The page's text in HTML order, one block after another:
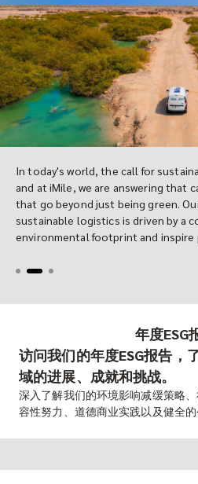
In today's world, the call for
and at iMile, we are answering that
that go beyond just being green.
sustainable logistics is driven by a
environmental footprint and inspire
sustainable packaging, but our
take you through our story of how
for a greener future.
年度ESG
访问我们的年度ESG报告，
域的进展、成就和挑战。
深入了解我们的环境影响减缓策略
容性努力、道德商业实践以及健全的